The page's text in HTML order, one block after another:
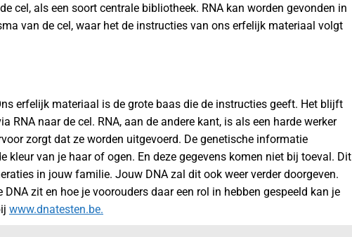
cel, als een soort centrale bibliotheek. RNA kan worden gevonden in
van de cel, waar het de instructies van ons erfelijk materiaal volgt
erfelijk materiaal is de grote baas die de instructies geeft. Het blijft
RNA naar de cel. RNA, aan de andere kant, is als een harde werker
zorgt dat ze worden uitgevoerd. De genetische informatie
kleur van je haar of ogen. En deze gegevens komen niet bij toeval. Dit
in jouw familie. Jouw DNA zal dit ook weer verder doorgeven.
zit en hoe je voorouders daar een rol in hebben gespeeld kan je
www.dnatesten.be.